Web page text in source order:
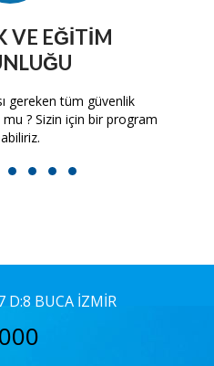
VE EĞITIM
gereken tüm güvenlik
? Sizin için bir program
4 5 6 7
D:8 BUCA İZMIR